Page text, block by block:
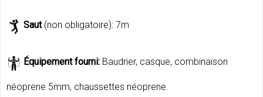
Saut(non obligatoire): 7m
Équipement fourni: Baudrier, casque, combinaison
néoprene 5mm, chaussettes néoprene.